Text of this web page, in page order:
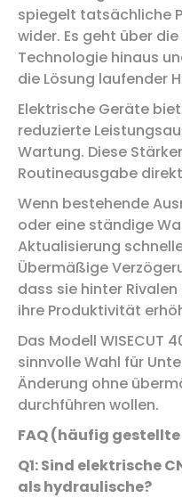
spiegelt tatsächliche
wider. Es geht über
Technologie hinaus
die Lösung laufender
Elektrische Geräte
reduzierte
Wartung. Diese
Routineausgabe
Wenn bestehende
oder eine ständige
Aktualisierung
Übermäßige
dass sie hinter
ihre Produktivität
Das Modell WISECUT
sinnvolle Wahl für
Änderung ohne
durchführen wollen.
FAQ (häufig
Q1: Sind elektrische
als hydraulische?